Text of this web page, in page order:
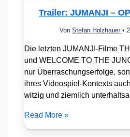
Trailer: JUMANJI –
Von Stefan Holzhauer •
Die letzten JUMANJI-Filme
und WELCOME TO THE
nur Überraschungserfolge,
ihres Videospiel-Kontexts
witzig und ziemlich
Read More »